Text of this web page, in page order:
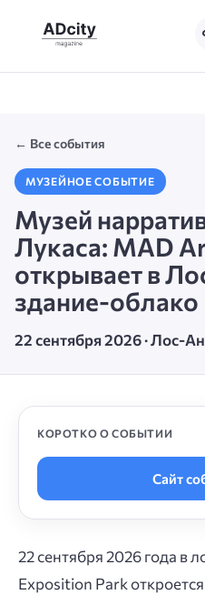
← Все события
МУЗЕЙНОЕ СОБЫТИЕ
Музей
Лукаса: MAD
открывает в
здание-облако
22 сентября 2026 · Лос-
22 сентября 2026 года в
Exposition Park
КОРОТКО О СОБЫТИИ
Сайт